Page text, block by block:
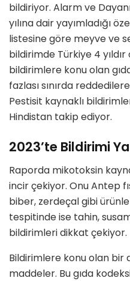
bildiriyor. Alarm ve
yılına dair yayımladığı
listesine göre meyve ve
bildirimde Türkiye 4
bildirimlere konu olan
fazlası sınırda
Pestisit kaynaklı
Hindistan takip ediyor.
2023’te Bildirimi
Raporda mikotoksin
incir çekiyor. Onu Antep
biber, zerdeçal gibi
tespitinde ise tahin,
bildirimleri dikkat çekiyor.
Bildirimlere konu olan bir
maddeler. Bu gıda